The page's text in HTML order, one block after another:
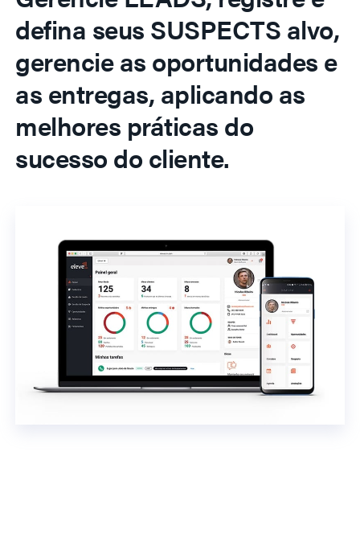
defina seus SUSPECTS alvo,
gerencie as oportunidades e
as entregas, aplicando as
melhores práticas do
sucesso do cliente.